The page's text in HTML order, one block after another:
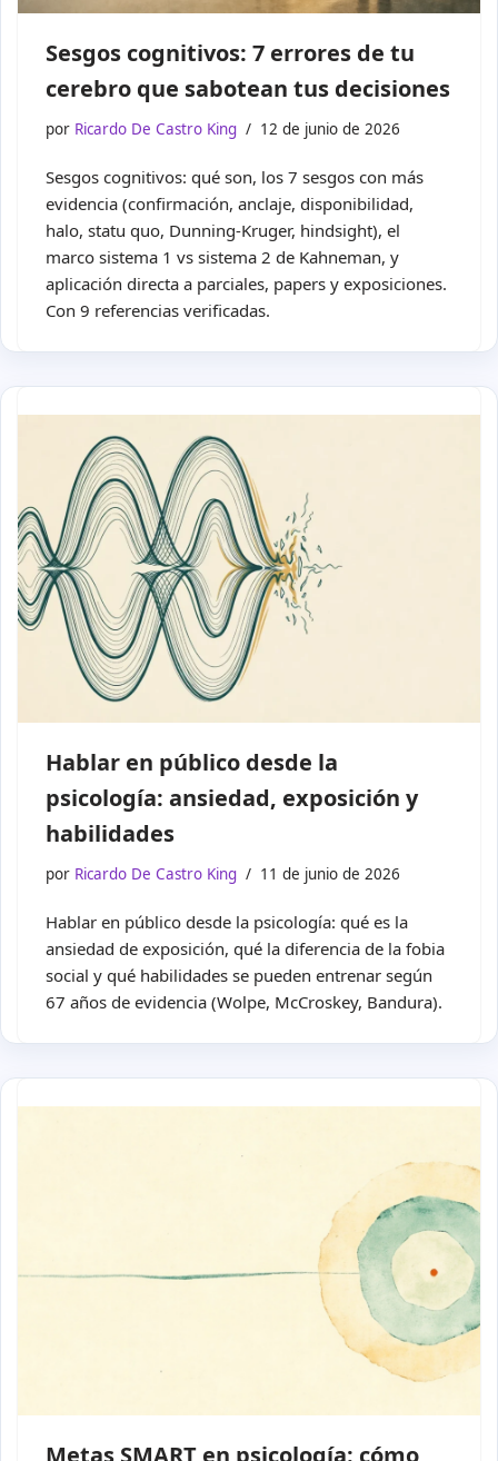
Sesgos cognitivos: 7 errores de tu
cerebro que sabotean tus decisiones
por Ricardo De Castro King 12 de junio de 2026
Sesgos cognitivos: qué son, los 7 sesgos con más
evidencia (confirmación, anclaje, disponibilidad,
halo, statu quo, Dunning-Kruger, hindsight), el
marco sistema 1 vs sistema 2 de Kahneman, y
aplicación directa a parciales, papers y exposiciones.
Con 9 referencias verificadas.
Hablar en público desde la
psicología: ansiedad, exposición y
habilidades
por Ricardo De Castro King 11 de junio de 2026
Hablar en público desde la psicología: qué es la
ansiedad de exposición, qué la diferencia de la fobia
social y qué habilidades se pueden entrenar según
67 años de evidencia (Wolpe, McCroskey, Bandura).
Metas SMART en psicología: cómo